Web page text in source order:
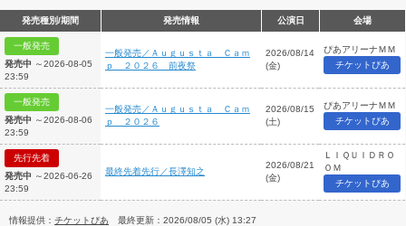
発売種別/期間 発売情報 公演日 会場
一般発売
発売中 ～2026-08-05
23:59
一般発売／Ａｕｇｕｓｔａ Ｃａｍ
ｐ ２０２６ 前夜祭
2026/08/14
(金)
ぴあアリーナＭＭ
チケットぴあ
一般発売
発売中 ～2026-08-06
23:59
一般発売／Ａｕｇｕｓｔａ Ｃａｍ
ｐ ２０２６
2026/08/15
(土)
ぴあアリーナＭＭ
チケットぴあ
先行先着
発売中 ～2026-06-26
23:59
最終先着先行／長澤知之
2026/08/21
(金)
ＬＩＱＵＩＤＲＯ
ＯＭ
チケットぴあ
情報提供： チケットぴあ 最終更新：2026/08/05 (水) 13:27